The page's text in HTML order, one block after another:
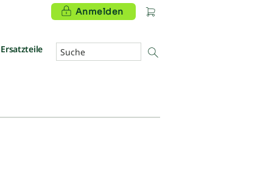
Anmelden
Ersatzteile